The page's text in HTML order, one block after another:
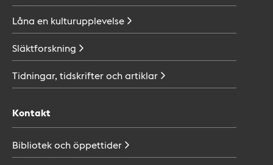
Låna en kulturupplevelse
Släktforskning
Tidningar, tidskrifter ochartiklar
Kontakt
Bibliotek ochöppettider